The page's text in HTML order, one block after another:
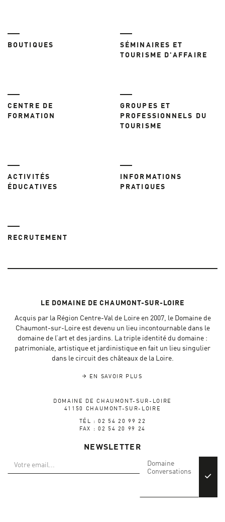
BOUTIQUES
SÉMINAIRES ET
TOURISME D'AFFAIRE
CENTRE DE
FORMATION
GROUPES ET
PROFESSIONNELS DU
TOURISME
ACTIVITÉS
ÉDUCATIVES
INFORMATIONS
PRATIQUES
RECRUTEMENT
LE DOMAINE DE CHAUMONT-SUR-LOIRE
Acquis par la Région Centre-Val de Loire en 2007, le Domaine de
Chaumont-sur-Loire est devenu un lieu incontournable dans le
domaine de l’art et des jardins. La triple identité du domaine :
patrimoniale, artistique et jardinistique en fait un lieu singulier
dans le circuit des châteaux de la Loire.
EN SAVOIR PLUS
DOMAINE DE CHAUMONT-SUR-LOIRE
41150 CHAUMONT-SUR-LOIRE
TÉL : 02 54 20 99 22
FAX : 02 54 20 99 24
NEWSLETTER